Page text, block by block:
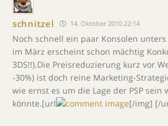
schnitzel 14. Oktober 2010 22:14
Noch schnell ein paar Konsolen
im März erscheint schon mächtig
3DS!!).Die Preisreduzierung kurz vor
-30%) ist doch reine Marketing-
wie ernst es um die Lage der PSP sein
könnte.[url
[/img] [/